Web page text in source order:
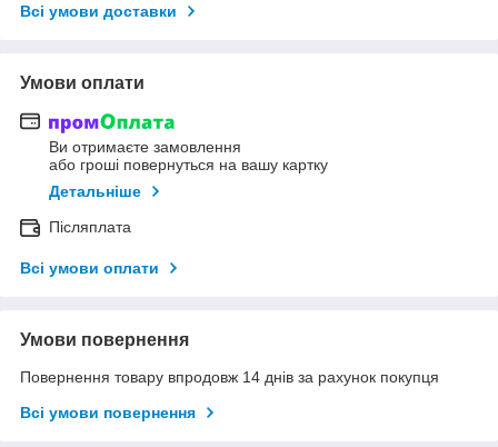
Всі умови доставки
Умови оплати
Ви отримаєте замовлення
або гроші повернуться на вашу картку
Детальніше
Післяплата
Всі умови оплати
Умови повернення
Повернення товару впродовж 14 днів за рахунок покупця
Всі умови повернення